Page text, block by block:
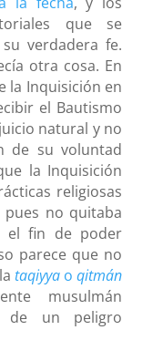
que se
verdadera fe.
otra cosa. En
la Inquisición en
el Bautismo
natural y no
de su voluntad
la Inquisición
religiosas
no quitaba
el fin de poder
parece que no
taqiyya oqitmán
musulmán
de un peligro